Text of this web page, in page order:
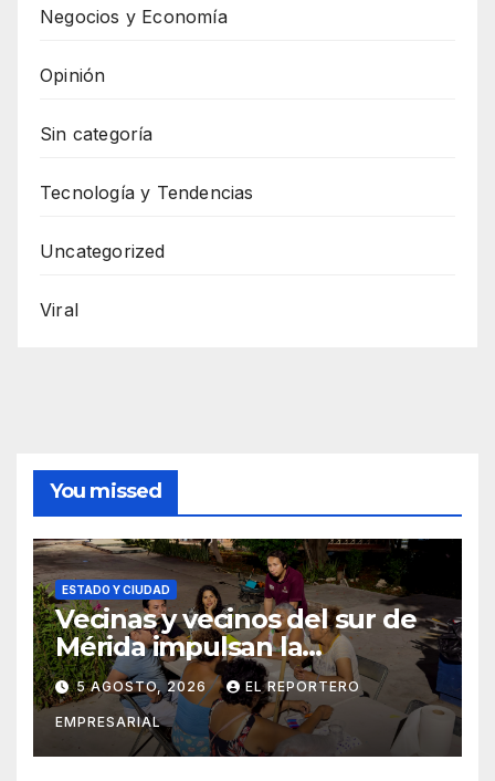
Negocios y Economía
Opinión
Sin categoría
Tecnología y Tendencias
Uncategorized
Viral
You missed
ESTADO Y CIUDAD
Vecinas y vecinos del sur de
Mérida impulsan la
recuperación de espacios
comunitarios
5 AGOSTO, 2026 EL REPORTERO
EMPRESARIAL